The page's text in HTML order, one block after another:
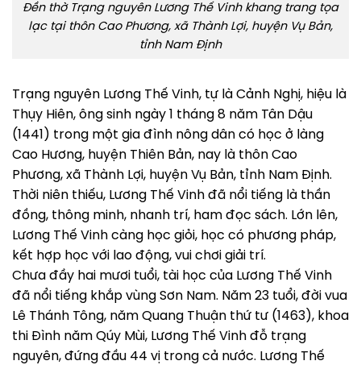
Đền thờ Trạng nguyên Lương Thế Vinh khang trang tọa
lạc tại thôn Cao Phương, xã Thành Lợi, huyện Vụ Bản,
tỉnh Nam Định
Trạng nguyên Lương Thế Vinh, tự là Cảnh Nghị, hiệu là
Thụy Hiên, ông sinh ngày 1 tháng 8 năm Tân Dậu
(1441) trong một gia đình nông dân có học ở làng
Cao Hương, huyện Thiên Bản, nay là thôn Cao
Phương, xã Thành Lợi, huyện Vụ Bản, tỉnh Nam Định.
Thời niên thiếu, Lương Thế Vinh đã nổi tiếng là thần
đồng, thông minh, nhanh trí, ham đọc sách. Lớn lên,
Lương Thế Vinh càng học giỏi, học có phương pháp,
kết hợp học với lao động, vui chơi giải trí.
Chưa đầy hai mươi tuổi, tài học của Lương Thế Vinh
đã nổi tiếng khắp vùng Sơn Nam. Năm 23 tuổi, đời vua
Lê Thánh Tông, năm Quang Thuận thứ tư (1463), khoa
thi Đình năm Qúy Mùi, Lương Thế Vinh đỗ trạng
nguyên, đứng đầu 44 vị trong cả nước. Lương Thế